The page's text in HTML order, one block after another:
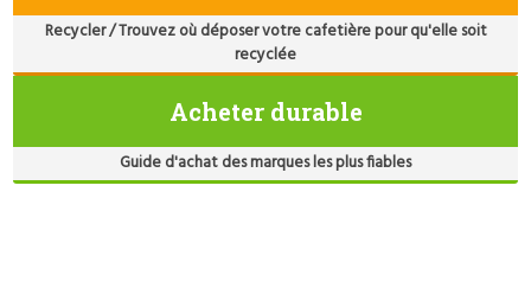
Recycler / Trouvez où déposer votre cafetière pour qu'elle soit
recyclée
Acheter durable
Guide d'achat des marques les plus fiables